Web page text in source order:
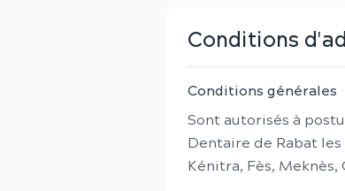
Conditions
Conditions générales
Sont autorisés à
Dentaire de Rabat
Kénitra, Fès,